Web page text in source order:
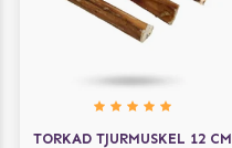
TORKAD TJURMUSKEL 12 CM